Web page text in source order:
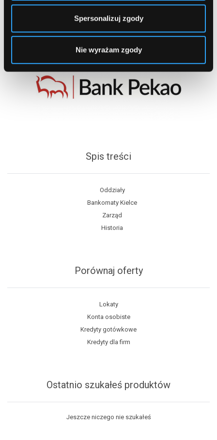
Spersonalizuj zgody
Nie wyrażam zgody
Spis treści
Oddziały
Bankomaty Kielce
Zarząd
Historia
Porównaj oferty
Lokaty
Konta osobiste
Kredyty gotówkowe
Kredyty dla firm
Ostatnio szukałeś produktów
Jeszcze niczego nie szukałeś